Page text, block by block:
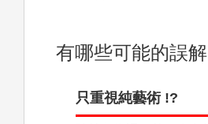
有哪些可能的誤解
只重視純藝術 !?